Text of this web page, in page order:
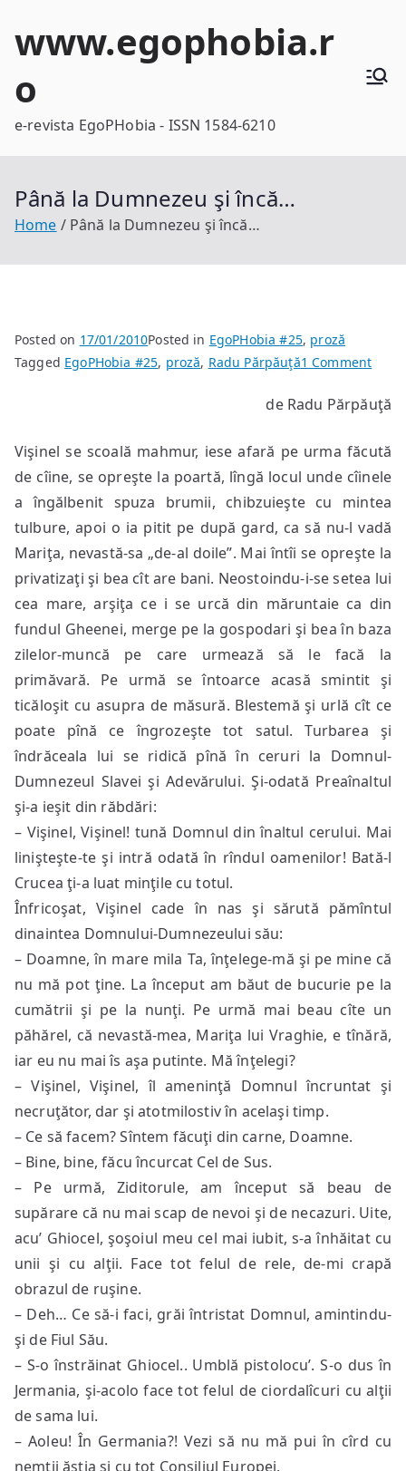
www.egophobia.r
o
e-revista EgoPHobia - ISSN 1584-6210
Până la Dumnezeu şi încă…
Home Până la Dumnezeu şi încă…
Posted on 17/01/2010Posted in EgoPHobia #25, proză
Tagged EgoPHobia #25, proză, Radu Părpăuţă1 Commenton
la
şi
de Radu Părpăuţă
Vişinel se scoală mahmur, iese afară pe urma făcută
de cîine, se opreşte la poartă, lîngă locul unde cîinele
a îngălbenit spuza brumii, chibzuieşte cu mintea
tulbure, apoi o ia pitit pe după gard, ca să nu-l vadă
Mariţa, nevastă-sa „de-al doile”. Mai întîi se opreşte la
privatizaţi şi bea cît are bani. Neostoindu-i-se setea lui
cea mare, arşiţa ce i se urcă din măruntaie ca din
fundul Gheenei, merge pe la gospodari şi bea în baza
zilelor-muncă pe care urmează să le facă la
primăvară. Pe urmă se întoarce acasă smintit şi
ticăloşit cu asupra de măsură. Blestemă şi urlă cît ce
poate pînă ce îngrozeşte tot satul. Turbarea şi
îndrăceala lui se ridică pînă în ceruri la Domnul-
Dumnezeul Slavei şi Adevărului. Şi-odată Preaînaltul
şi-a ieşit din răbdări:
– Vişinel, Vişinel! tună Domnul din înaltul cerului. Mai
linişteşte-te şi intră odată în rîndul oamenilor! Bată-l
Crucea ţi-a luat minţile cu totul.
Înfricoşat, Vişinel cade în nas şi sărută pămîntul
dinaintea Domnului-Dumnezeului său:
– Doamne, în mare mila Ta, înţelege-mă şi pe mine că
nu mă pot ţine. La început am băut de bucurie pe la
cumătrii şi pe la nunţi. Pe urmă mai beau cîte un
păhărel, că nevastă-mea, Mariţa lui Vraghie, e tînără,
iar eu nu mai îs aşa putinte. Mă înţelegi?
– Vişinel, Vişinel, îl ameninţă Domnul încruntat şi
necruţător, dar şi atotmilostiv în acelaşi timp.
– Ce să facem? Sîntem făcuţi din carne, Doamne.
– Bine, bine, făcu încurcat Cel de Sus.
– Pe urmă, Ziditorule, am început să beau de
supărare că nu mai scap de nevoi şi de necazuri. Uite,
acu’ Ghiocel, şoşoiul meu cel mai iubit, s-a înhăitat cu
unii şi cu alţii. Face tot felul de rele, de-mi crapă
obrazul de ruşine.
– Deh… Ce să-i faci, grăi întristat Domnul, amintindu-
şi de Fiul Său.
– S-o înstrăinat Ghiocel.. Umblă pistolocu’. S-o dus în
Jermania, şi-acolo face tot felul de ciordalîcuri cu alţii
de sama lui.
– Aoleu! În Germania?! Vezi să nu mă pui în cîrd cu
nemţii ăştia şi cu tot Consiliul Europei.